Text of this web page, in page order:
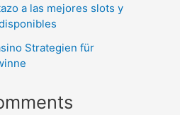
a las mejores slots y
Strategien für